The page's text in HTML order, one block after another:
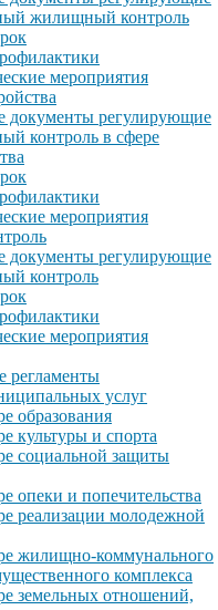
жилищный контроль
мероприятия
документы регулирующие
контроль в сфере
мероприятия
документы регулирующие
контроль
мероприятия
регламенты
услуг
образования
культуры и спорта
социальной защиты
опеки и попечительства
реализации молодежной
жилищно-коммунального
комплекса
земельных отношений,